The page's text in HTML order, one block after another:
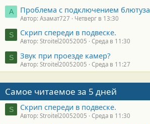
А Проблема с подключением блютуза
Автор: Азамат727 Четверг в 13:30
S Скрип спереди в подвеске.
Автор: Stroitel20052005 Среда в 11:30
S Звук при проезде камер?
Автор: Stroitel20052005 Среда в 11:27
Самое читаемое за 5 дней
S Скрип спереди в подвеске.
Автор: Stroitel20052005 Среда в 11:30